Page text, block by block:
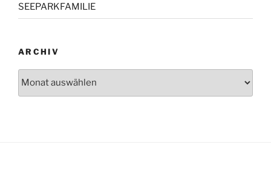
SEEPARKFAMILIE
ARCHIV